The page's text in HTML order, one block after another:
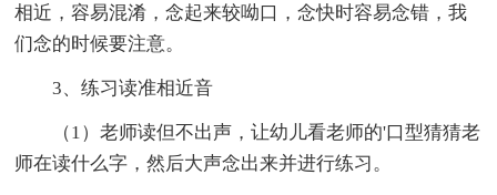
相近，容易混淆，念起来较呦口，念快时容易念错，我
们念的时候要注意。
3、练习读准相近音
（1）老师读但不出声，让幼儿看老师的'口型猜猜老
师在读什么字，然后大声念出来并进行练习。